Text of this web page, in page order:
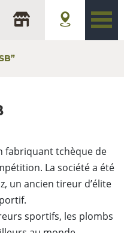
fabriquant tchèque de
La société a été
un ancien tireur d’élite
sportifs, les plombs